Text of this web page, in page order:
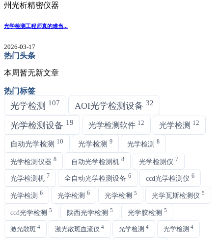
光学检测工程师真的难当...
2026-03-17
热门头条
本周暂无新文章
热门标签
光学检测 107 AOI光学检测设备 32
光学检测设备 19 光学检测软件 12 光学检测 12
自动光学检测 10 光学检测 9 光学检测 8
光学检测仪器 8 自动光学检测机 8 光学检测仪 7
光学检测机 7 全自动光学检测设备 6 ccd光学检测仪 6
光学检测 6 光学检测 6 光学检测 5 光学瓦斯检测仪 5
ccd光学检测 5 陕西光学检测 5 光学胶检测 5
激光散斑 4 激光散斑血流仪 4 光学检测 4 光学检测 4